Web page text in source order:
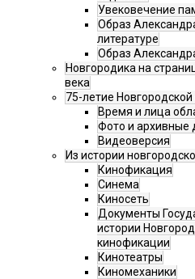
Увековечение
Образ
литературе
Образ
Новгородика на
века
75-летие
Время и лица
Фото и архивные
Видеоверсия
Из истории
Кинофикация
Синема
Киносеть
Документы
истории
кинофикации
Кинотеатры
Киномеханики